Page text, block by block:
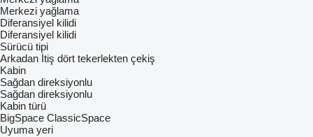
Merkezi yağlama
Diferansiyel kilidi
Diferansiyel kilidi
Sürücü tipi
Arkadan İtiş dört tekerlekten çekiş
Kabin
Sağdan direksiyonlu
Sağdan direksiyonlu
Kabin türü
BigSpace ClassicSpace
Uyuma yeri